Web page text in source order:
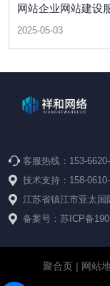
网站企业网站建设
2025-05-03
客服热线：153-
技术支持：158-
江苏省镇江市亚太国
备案号：苏ICP备
聚合页 | 网站